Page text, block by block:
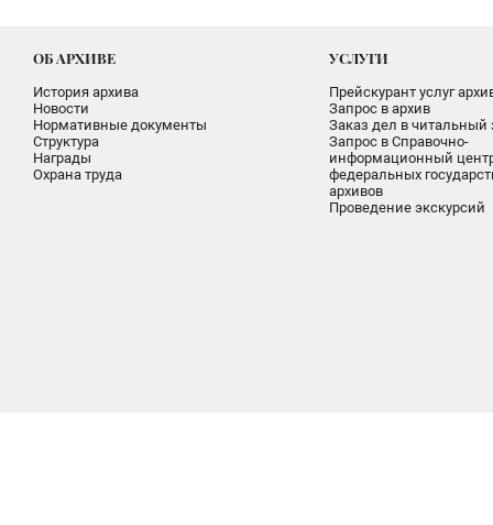
ОБ АРХИВЕ
История архива
Новости
Нормативные документы
Структура
Награды
Охрана труда
УСЛУГИ
Прейскурант услуг
Запрос в архив
Заказ дел в читальный
Запрос в Справочно-
информационный
федеральных
архивов
Проведение экскурсий